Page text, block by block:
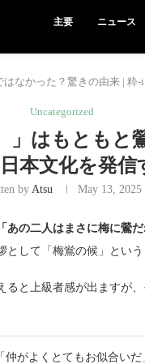
主要 ニュース
はなかった？驚きの由来 |
Uncategorized
」はもとも
本文化を発信
by Atsu May 13, 2025
「あの二人はまさに梅に鶯だ
して「梅鴬の候」という
と上級者感が出ますが
仲がよくとてもお似合い